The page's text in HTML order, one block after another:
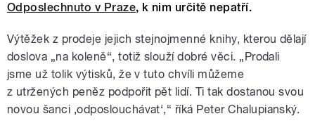
Odposlechnuto v Praze, k nim určitě nepatří.
Výtěžek z prodeje jejich stejnojmenné knihy, kterou dělají
doslova „na koleně“, totiž slouží dobré věci. „Prodali
jsme už tolik výtisků, že v tuto chvíli můžeme
z utržených peněz podpořit pět lidí. Ti tak dostanou svou
novou šanci ‚odposlouchávat‘,“ říká Peter Chalupianský.